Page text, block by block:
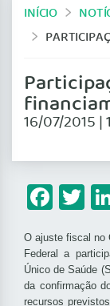
INÍCIO
PARTICIPAÇÃO FEDERAL
16/07/2015 |
O ajuste fiscal no
Federal a
Único de Saúde
da confirmação
recursos